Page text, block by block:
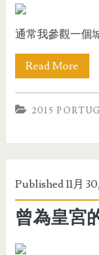
通常我參觀一個
Read More
2015
Published 11月
曾為皇宮